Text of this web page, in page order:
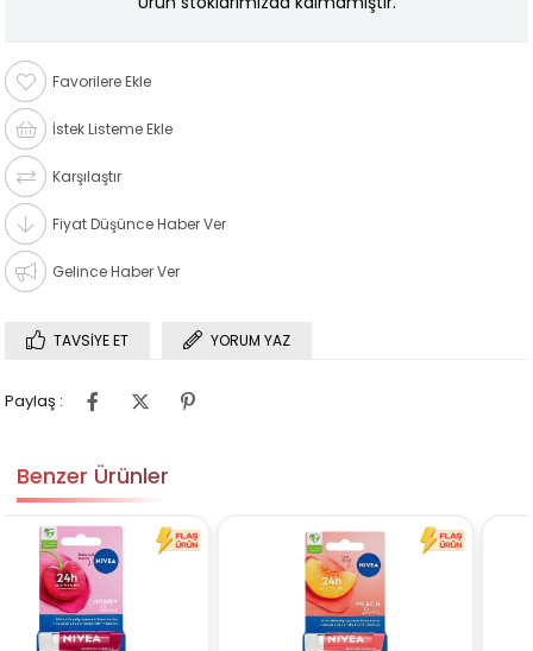
Favorilere Ekle
İstek Listeme Ekle
Karşılaştır
Fiyat Düşünce Haber Ver
Gelince Haber Ver
TAVSIYE ET YORUM YAZ
Paylaş :
Benzer Ürünler